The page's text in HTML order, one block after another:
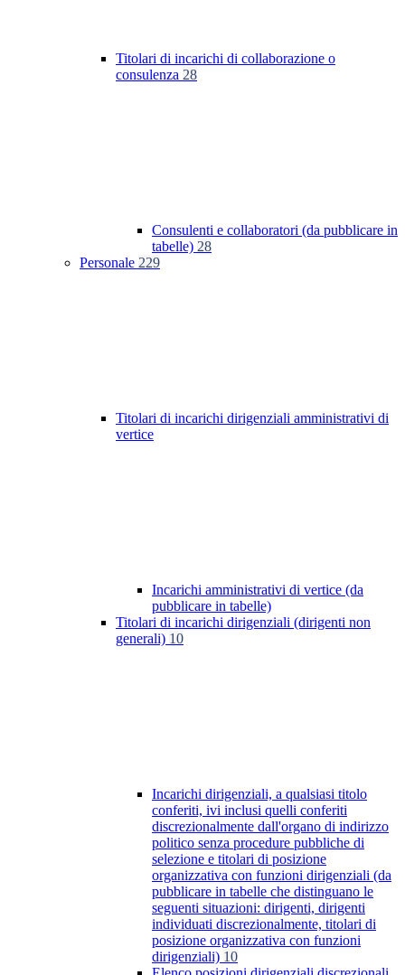
Titolari di incarichi di collaborazione o
consulenza 28
Consulenti e collaboratori (da pubblicare in
tabelle) 28
Personale 229
Titolari di incarichi dirigenziali amministrativi di
vertice
Incarichi amministrativi di vertice (da
pubblicare in tabelle)
Titolari di incarichi dirigenziali (dirigenti non
generali) 10
Incarichi dirigenziali, a qualsiasi titolo
conferiti, ivi inclusi quelli conferiti
discrezionalmente dall'organo di indirizzo
politico senza procedure pubbliche di
selezione e titolari di posizione
organizzativa con funzioni dirigenziali (da
pubblicare in tabelle che distinguano le
seguenti situazioni: dirigenti, dirigenti
individuati discrezionalmente, titolari di
posizione organizzativa con funzioni
dirigenziali) 10